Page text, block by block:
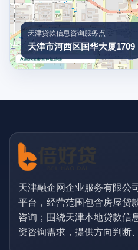
天津贷款信息咨询服务点
天津市河西区国华大厦1709
天津融企网企业服务有限公
平台，经营范围包含房屋贷
咨询；围绕天津本地贷款信
资咨询需求，提供方向判断